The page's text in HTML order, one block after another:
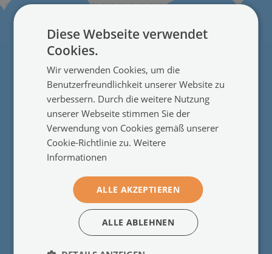
Für Kunden
Über uns
Kundenrezensionen
Blog
Kontakt
Produkte nach Maß
Nützliche Informationen
Diese Webseite verwendet
Cookies.
Wir verwenden Cookies, um die
Benutzerfreundlichkeit unserer Website zu
verbessern. Durch die weitere Nutzung
unserer Webseite stimmen Sie der
Verwendung von Cookies gemäß unserer
Cookie-Richtlinie zu.Weitere
Informationen
ALLE AKZEPTIEREN
ALLE ABLEHNEN